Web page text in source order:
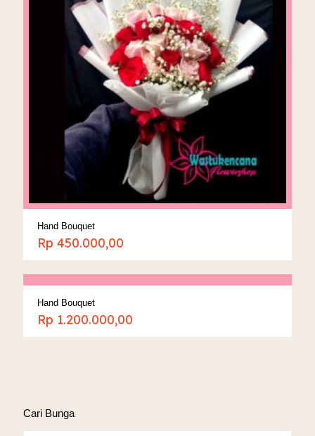
Hand Bouquet
Rp 450.000,00
Hand Bouquet
Rp 1.200.000,00
Cari Bunga